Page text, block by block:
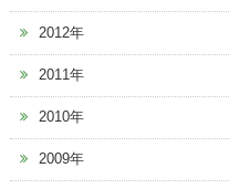
2012年
2011年
2010年
2009年